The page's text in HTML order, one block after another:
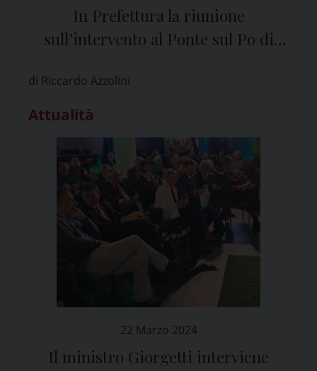
In Prefettura la riunione
sull’intervento al Ponte sul Po di
di Riccardo Azzolini
Attualità
22 Marzo 2024
Il ministro Giorgetti interviene